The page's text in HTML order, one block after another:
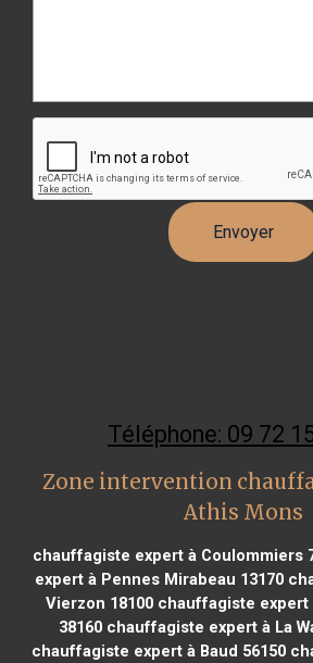
Téléphone: 09 72
Zone intervention
Athis Mons
chauffagiste expert à Coulommiers
expert à Pennes Mirabeau 13170
Vierzon 18100chauffagiste expert
38160chauffagiste expert à La
chauffagiste expert à Baud 56150